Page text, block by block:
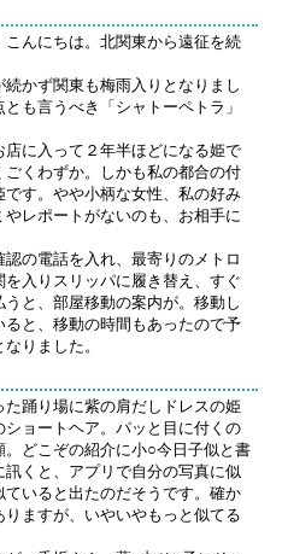
んにちは。北関東から遠征を続
かず関東も梅雨入りとなりまし
も言うべき「シャトーペトラ」
に入って２年半ほどになる姫で
くわずか。しかも私の都合の付
す。やや小柄な女性、私の好み
レポートがないのも、お相手に
の電話を入れ、最寄りのメトロ
入りスリッパに履き替え、すぐ
と、部屋移動の案内が。移動し
と、移動の時間もあったので予
りました。
踊り場に紫の肩だしドレスの姫
ョートヘア。パッと目に付くの
どこぞの紹介に小○今日子似と書
くと、アプリで自分の写真に似
いると出たのだそうです。確か
ますが、いやいやもっと似てる